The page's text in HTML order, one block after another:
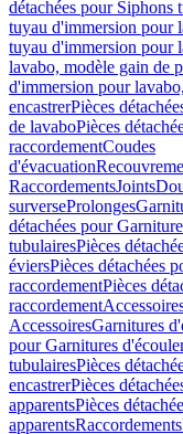
détachées pour Siphons
tuyau d'immersion pour
tuyau d'immersion pour
lavabo, modèle gain de
d'immersion pour
encastrerPièces
de lavaboPièces
raccordementCoudes
d'évacuation
RaccordementsJoints
surverseProlonges
détachées pour
tubulairesPièces
éviersPièces détachées
raccordementPièces
raccordement
AccessoiresGarnitures
pour Garnitures
tubulairesPièces
encastrerPièces
apparentsPièces
apparentsRaccordements